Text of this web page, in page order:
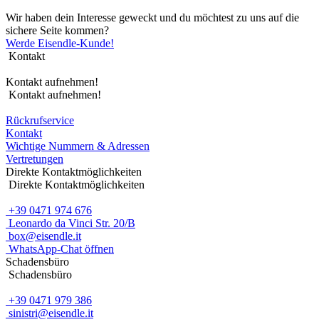
Wir haben dein Interesse geweckt und du möchtest zu uns auf die
sichere Seite kommen?
Werde Eisendle-Kunde!
Kontakt
Kontakt aufnehmen!
Kontakt aufnehmen!
Rückrufservice
Kontakt
Wichtige Nummern & Adressen
Vertretungen
Direkte Kontaktmöglichkeiten
Direkte Kontaktmöglichkeiten
+39 0471 974 676
Leonardo da Vinci Str. 20/B
box@eisendle.it
WhatsApp-Chat öffnen
Schadensbüro
Schadensbüro
+39 0471 979 386
sinistri@eisendle.it